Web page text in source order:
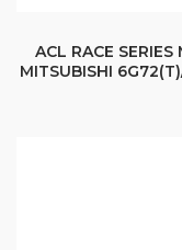
ACL RACE
MITSUBISHI